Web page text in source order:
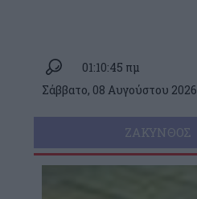
01:10:45 πμ
Σάββατο, 08 Αυγούστου 2026
ΖΆΚΥΝΘΟΣ